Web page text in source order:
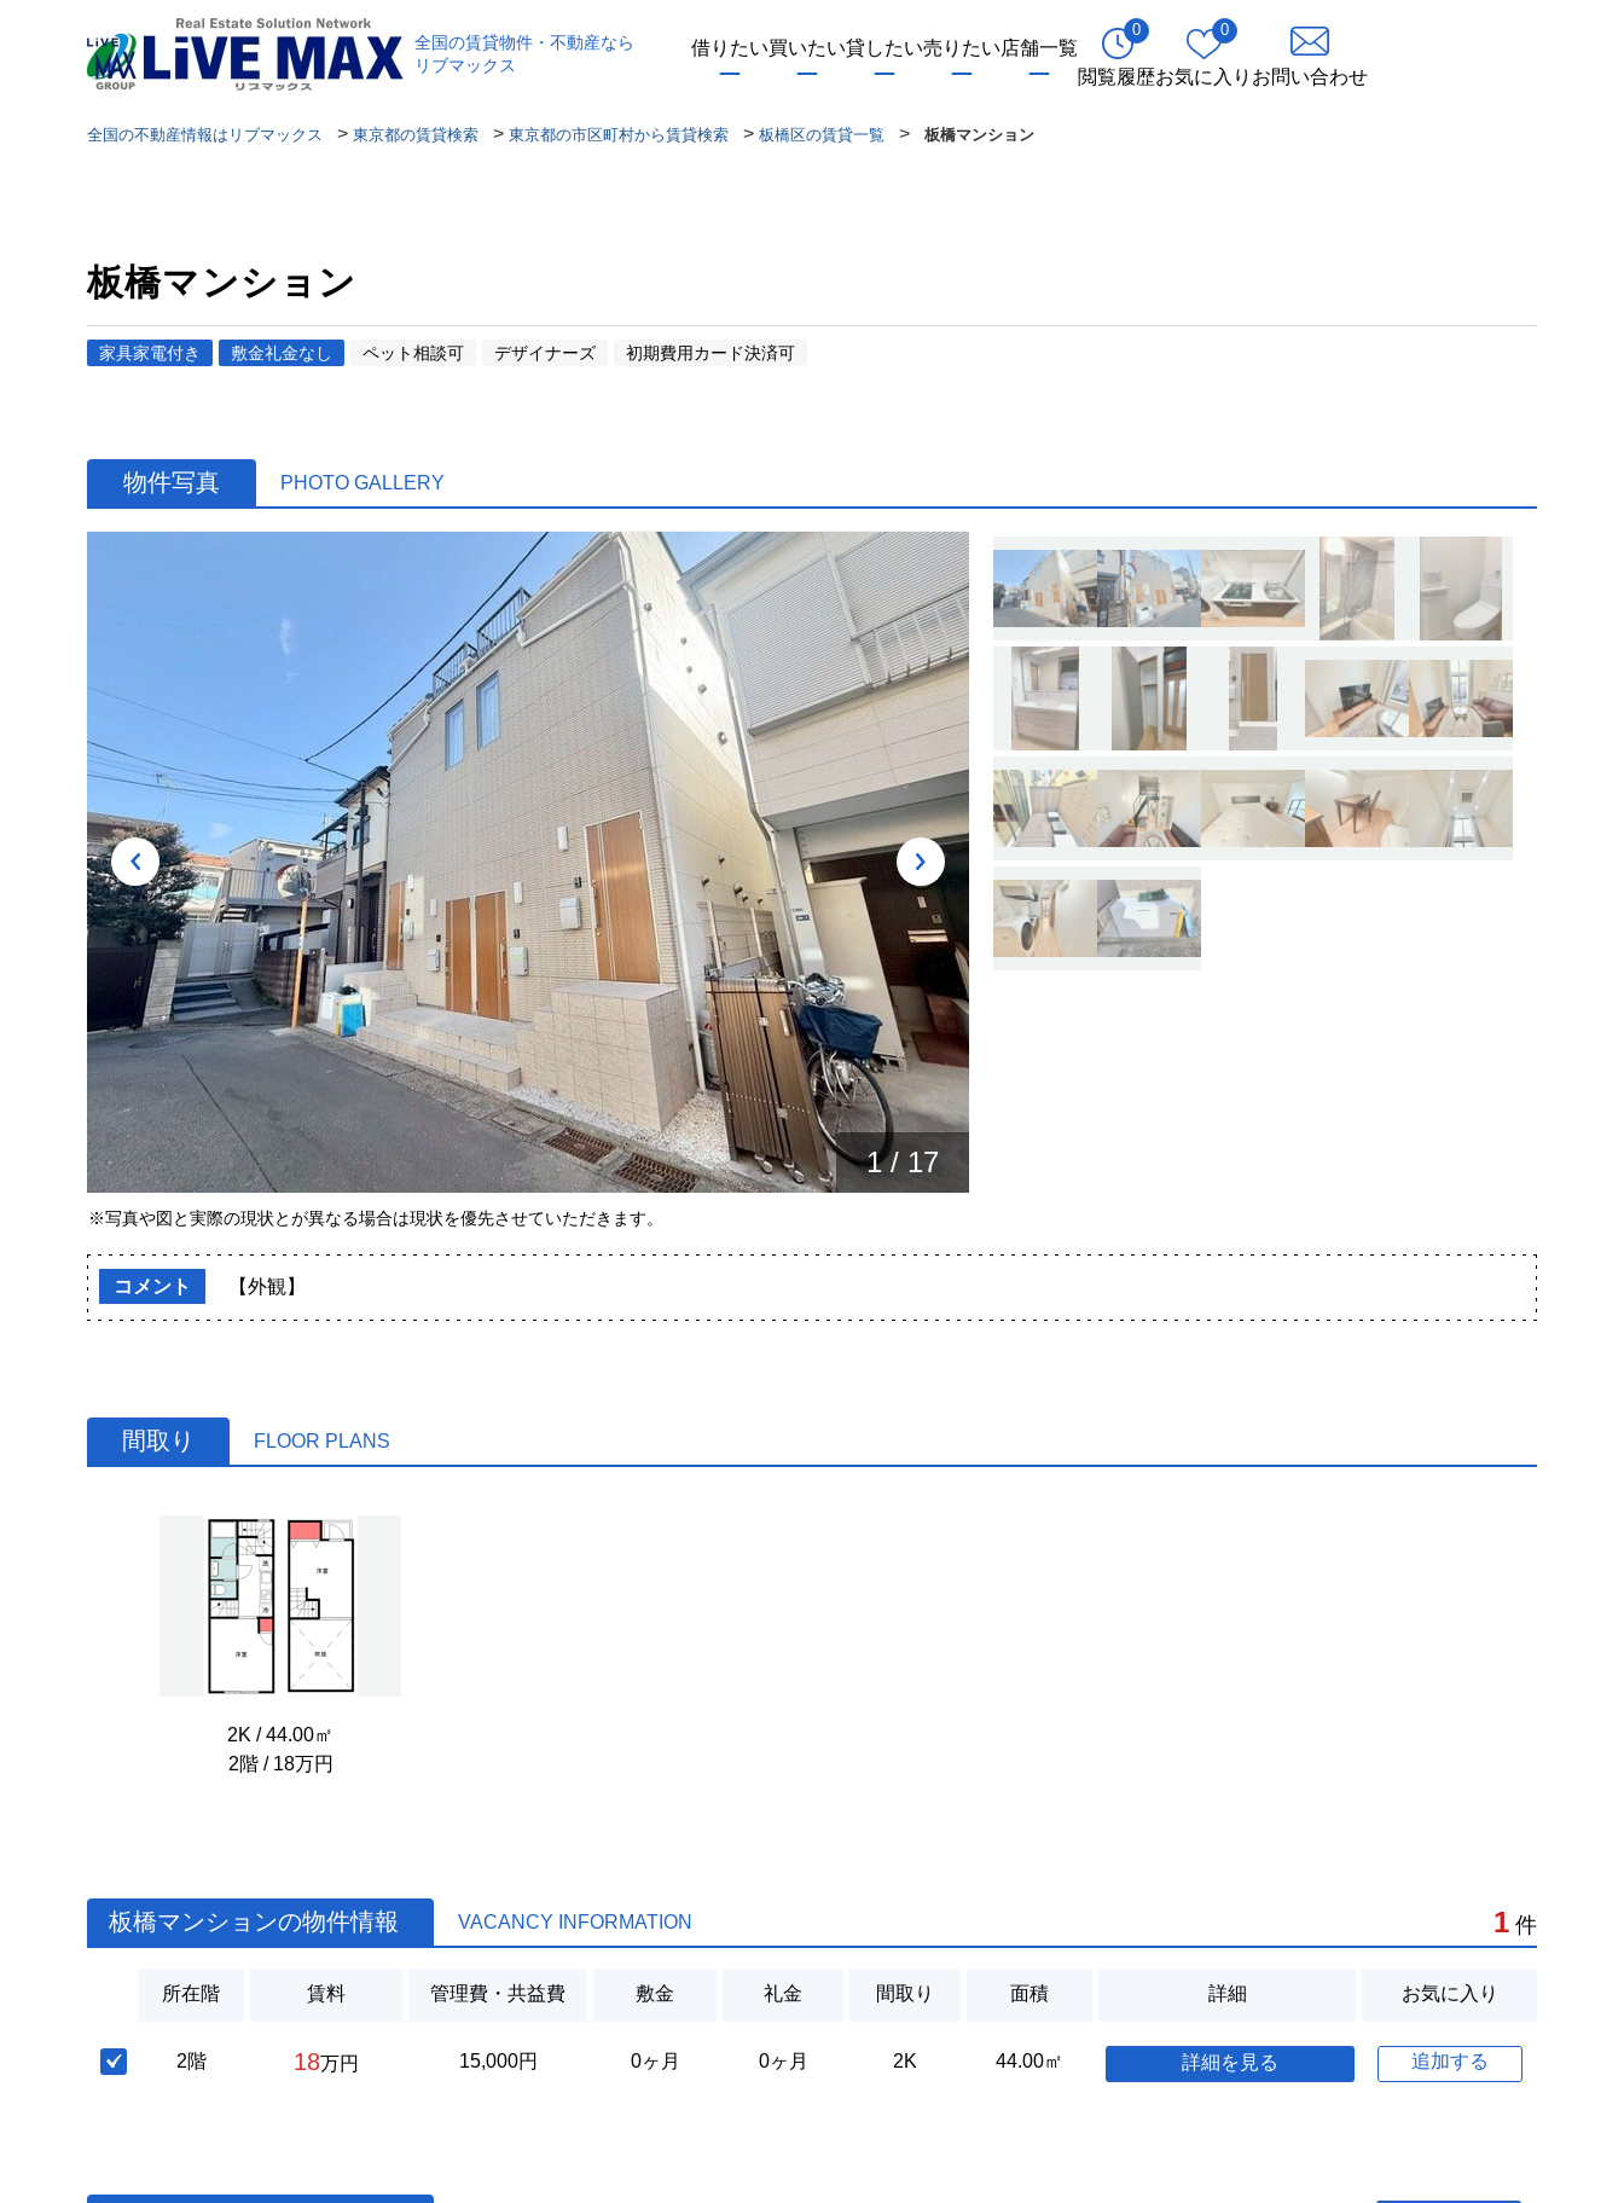
全国の賃貸物件・不動産なら
リブマックス
借りたい買いたい貸したい売りたい店舗一覧
0
閲覧履歴
0
お気に入り お問い合わせ
全国の不動産情報はリブマックス > 東京都の賃貸検索 > 東京都の市区町村から賃貸検索 > 板橋区の賃貸一覧 > 板橋マンション
板橋マンション
家具家電付き 敷金礼金なし ペット相談可 デザイナーズ 初期費用カード決済可
物件写真 PHOTO GALLERY
1/ 17
※写真や図と実際の現状とが異なる場合は現状を優先させていただきます。
コメント 【外観】
間取り FLOOR PLANS
2K / 44.00㎡
2階 / 18万円
板橋マンションの物件情報 VACANCY INFORMATION 1 件
所在階 賃料 管理費・共益費 敷金 礼金 間取り 面積 詳細 お気に入り
2階 18万円 15,000円 0ヶ月 0ヶ月 2K 44.00㎡ 詳細を見る 追加する